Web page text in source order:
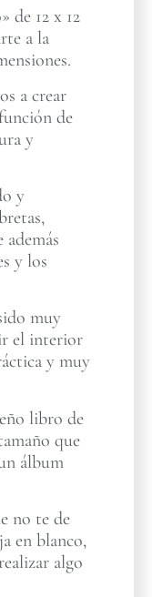
de 12 x 12
a la
a crear
de
y
y
y los
muy
el interior
y muy
libro de
que
álbum
no te de
en blanco,
algo